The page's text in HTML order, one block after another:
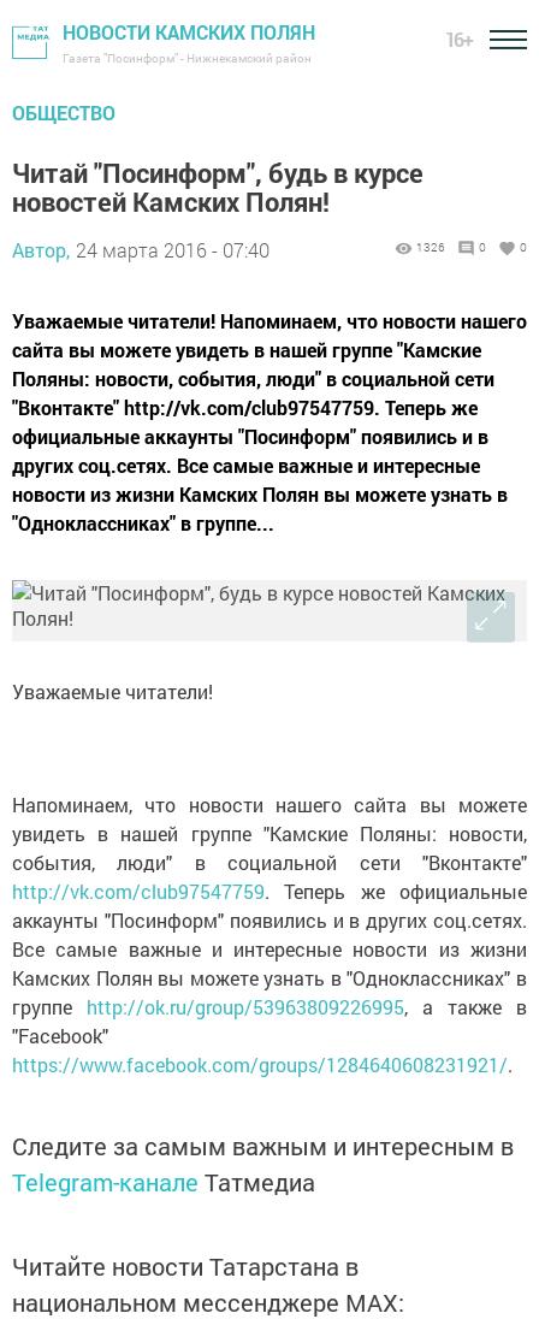
НОВОСТИ КАМСКИХ ПОЛЯН
Газета "Посинформ" - Нижнекамский район
16+
ОБЩЕСТВО
Читай "Посинформ", будь в курсе
новостей Камских Полян!
Автор, 24 марта 2016 - 07:40 1326 0 0
Уважаемые читатели! Напоминаем, что новости нашего
сайта вы можете увидеть в нашей группе "Камские
Поляны: новости, события, люди" в социальной сети
"Вконтакте" http://vk.com/club97547759. Теперь же
официальные аккаунты "Посинформ" появились и в
других соц.сетях. Все самые важные и интересные
новости из жизни Камских Полян вы можете узнать в
"Одноклассниках" в группе...
Уважаемые читатели!
Напоминаем, что новости нашего сайта вы можете
увидеть в нашей группе "Камские Поляны: новости,
события, люди" в социальной сети "Вконтакте"
http://vk.com/club97547759. Теперь же официальные
аккаунты "Посинформ" появились и в других соц.сетях.
Все самые важные и интересные новости из жизни
Камских Полян вы можете узнать в "Одноклассниках" в
группе http://ok.ru/group/53963809226995, а также в
"Facebook"
https://www.facebook.com/groups/1284640608231921/.
Следите за самым важным и интересным в
Telegram-канале Татмедиа
Читайте новости Татарстана в
национальном мессенджере MАХ: